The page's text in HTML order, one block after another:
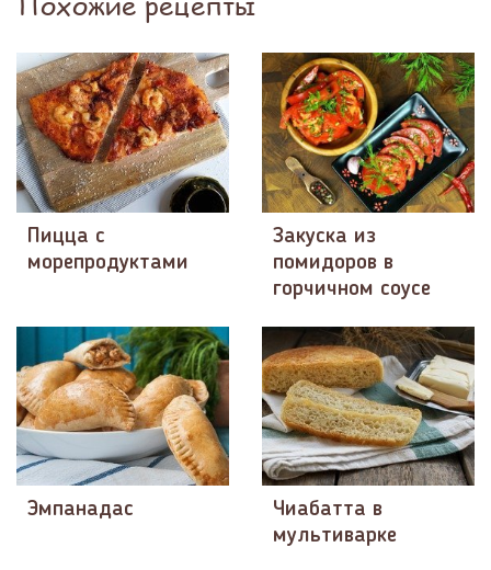
Пицца с
морепродуктами
Закуска из
помидоров в
горчичном соусе
Эмпанадас
Чиабатта в
мультиварке